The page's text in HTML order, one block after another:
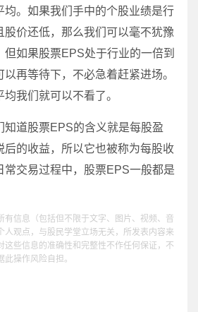
均。如果我们手中的个股业绩是行
股价还低，那么我们可以毫不犹豫
但如果股票EPS处于行业的一倍到
再等待下，不必急着赶紧进场。
我们就可以不看了。
道股票EPS的含义就是每股盈
后的收益，所以它也被称为每股收
常交易过程中，股票EPS一般都是
有信息（包括但不限于文字、图片、视频、音
人观点，与股民学堂立场无关，所发表内容来
这些信息的准确性和完整性不作任何保证，不
操作风险自担。